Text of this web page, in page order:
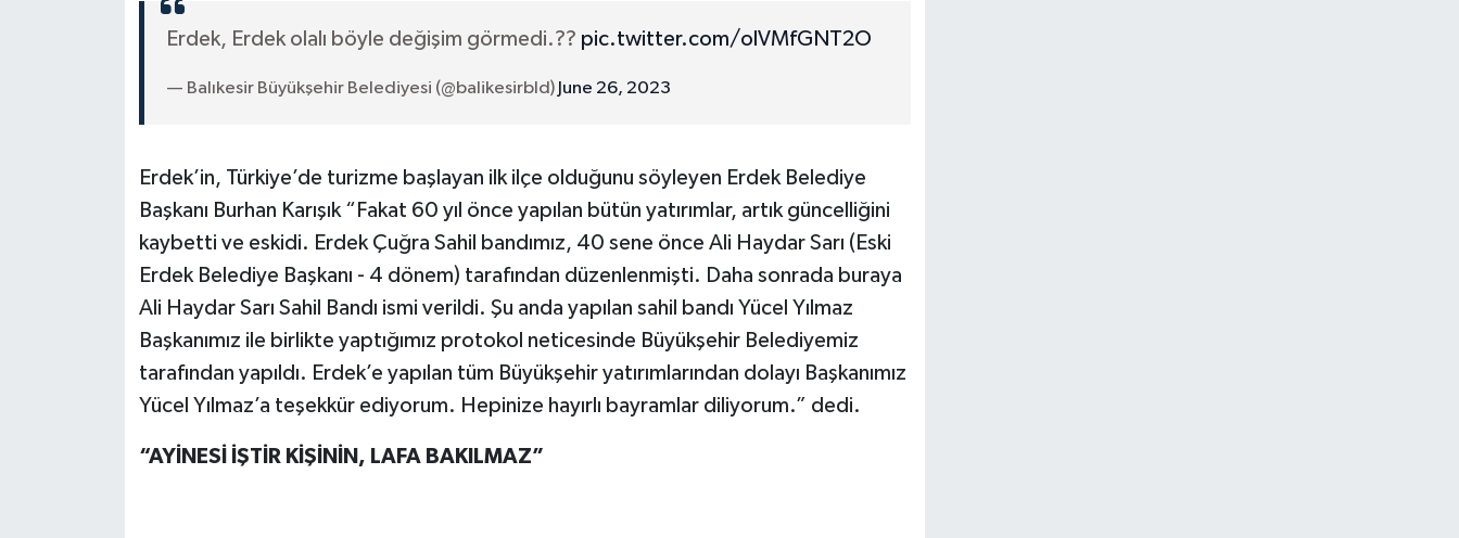
Erdek, Erdek olalı böyle değişim görmedi.?? pic.twitter.com/olVMfGNT2O
— Balıkesir Büyükşehir Belediyesi (@balikesirbld) June 26, 2023
Erdek’in, Türkiye’de turizme başlayan ilk ilçe olduğunu söyleyen Erdek Belediye
Başkanı Burhan Karışık “Fakat 60 yıl önce yapılan bütün yatırımlar, artık güncelliğini
kaybetti ve eskidi. Erdek Çuğra Sahil bandımız, 40 sene önce Ali Haydar Sarı (Eski
Erdek Belediye Başkanı - 4 dönem) tarafından düzenlenmişti. Daha sonrada buraya
Ali Haydar Sarı Sahil Bandı ismi verildi. Şu anda yapılan sahil bandı Yücel Yılmaz
Başkanımız ile birlikte yaptığımız protokol neticesinde Büyükşehir Belediyemiz
tarafından yapıldı. Erdek’e yapılan tüm Büyükşehir yatırımlarından dolayı Başkanımız
Yücel Yılmaz’a teşekkür ediyorum. Hepinize hayırlı bayramlar diliyorum.” dedi.
“AYİNESİ İŞTİR KİŞİNİN, LAFA BAKILMAZ”